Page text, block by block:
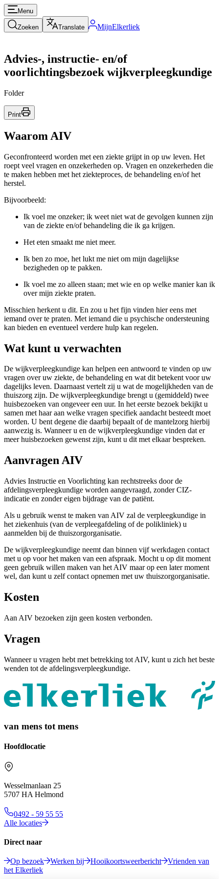
Menu
Zoeken Translate MijnElkerliek
Advies-, instructie- en/of
voorlichtingsbezoek wijkverpleegkundige
Folder
Print
Waarom AIV
Geconfronteerd worden met een ziekte grijpt in op uw leven. Het
roept veel vragen en onzekerheden op. Vragen en onzekerheden die
te maken hebben met het ziekteproces, de behandeling en/of het
herstel.
Bijvoorbeeld:
Ik voel me onzeker; ik weet niet wat de gevolgen kunnen zijn
van de ziekte en/of behandeling die ik ga krijgen.
Het eten smaakt me niet meer.
Ik ben zo moe, het lukt me niet om mijn dagelijkse
bezigheden op te pakken.
Ik voel me zo alleen staan; met wie en op welke manier kan ik
over mijn ziekte praten.
Misschien herkent u dit. En zou u het fijn vinden hier eens met
iemand over te praten. Met iemand die u psychische ondersteuning
kan bieden en eventueel verdere hulp kan regelen.
Wat kunt u verwachten
De wijkverpleegkundige kan helpen een antwoord te vinden op uw
vragen over uw ziekte, de behandeling en wat dit betekent voor uw
dagelijks leven. Daarnaast vertelt zij u wat de mogelijkheden van de
thuiszorg zijn. De wijkverpleegkundige brengt u (gemiddeld) twee
huisbezoeken van ongeveer een uur. In het eerste bezoek bekijkt u
samen met haar aan welke vragen specifiek aandacht besteedt moet
worden. U bent degene die daarbij bepaalt of de mantelzorg hierbij
aanwezig is. Wanneer u en de wijkverpleegkundige vinden dat er
meer huisbezoeken gewenst zijn, kunt u dit met elkaar bespreken.
Aanvragen AIV
Advies Instructie en Voorlichting kan rechtstreeks door de
afdelingsverpleegkundige worden aangevraagd, zonder CIZ-
indicatie en zonder eigen bijdrage van de patiënt.
Als u gebruik wenst te maken van AIV zal de verpleegkundige in
het ziekenhuis (van de verpleegafdeling of de polikliniek) u
aanmelden bij de thuiszorgorganisatie.
De wijkverpleegkundige neemt dan binnen vijf werkdagen contact
met u op voor het maken van een afspraak. Mocht u op dit moment
geen gebruik willen maken van het AIV maar op een later moment
wel, dan kunt u zelf contact opnemen met uw thuiszorgorganisatie.
Kosten
Aan AIV bezoeken zijn geen kosten verbonden.
Vragen
Wanneer u vragen hebt met betrekking tot AIV, kunt u zich het beste
wenden tot de afdelingsverpleegkundige.
van mens tot mens
Hoofdlocatie
Wesselmanlaan 25
5707 HA Helmond
0492 - 59 55 55
Alle locaties
Direct naar
Op bezoek Werken bij Hooikoortsweerbericht
Vrienden van
het Elkerliek